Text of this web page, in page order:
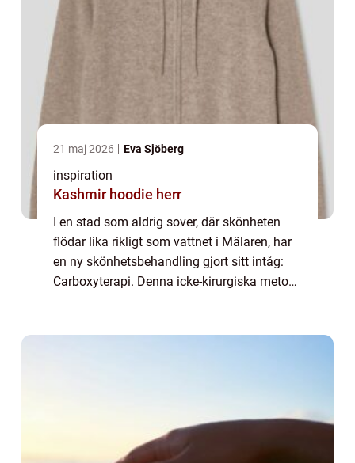
21 maj 2026 Eva Sjöberg
inspiration
Kashmir hoodie herr
I en stad som aldrig sover, där skönheten
flödar lika rikligt som vattnet i Mälaren, har
en ny skönhetsbehandling gjort sitt intåg:
Carboxyterapi. Denna icke-kirurgiska metod